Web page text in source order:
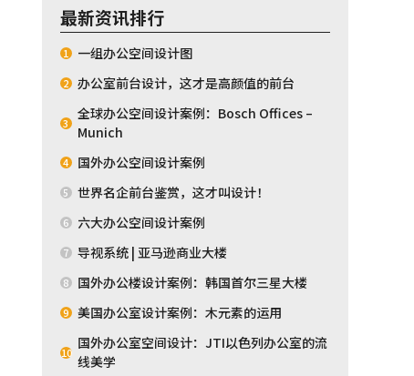
最新资讯排行
1 一组办公空间设计图
2 办公室前台设计，这才是高颜值的前台
3
全球办公空间设计案例：Bosch Offices –
Munich
4 国外办公空间设计案例
5 世界名企前台鉴赏，这才叫设计！
6 六大办公空间设计案例
7 导视系统 | 亚马逊商业大楼
8 国外办公楼设计案例：韩国首尔三星大楼
9 美国办公室设计案例：木元素的运用
10
国外办公室空间设计：JTI以色列办公室的流
线美学